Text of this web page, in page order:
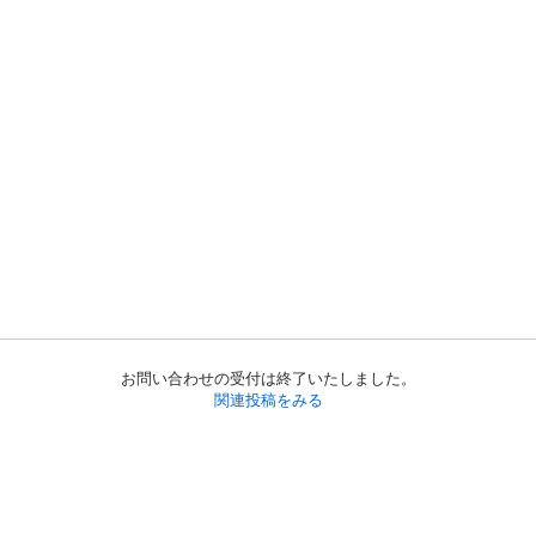
お問い合わせの受付は終了いたしました。
関連投稿をみる